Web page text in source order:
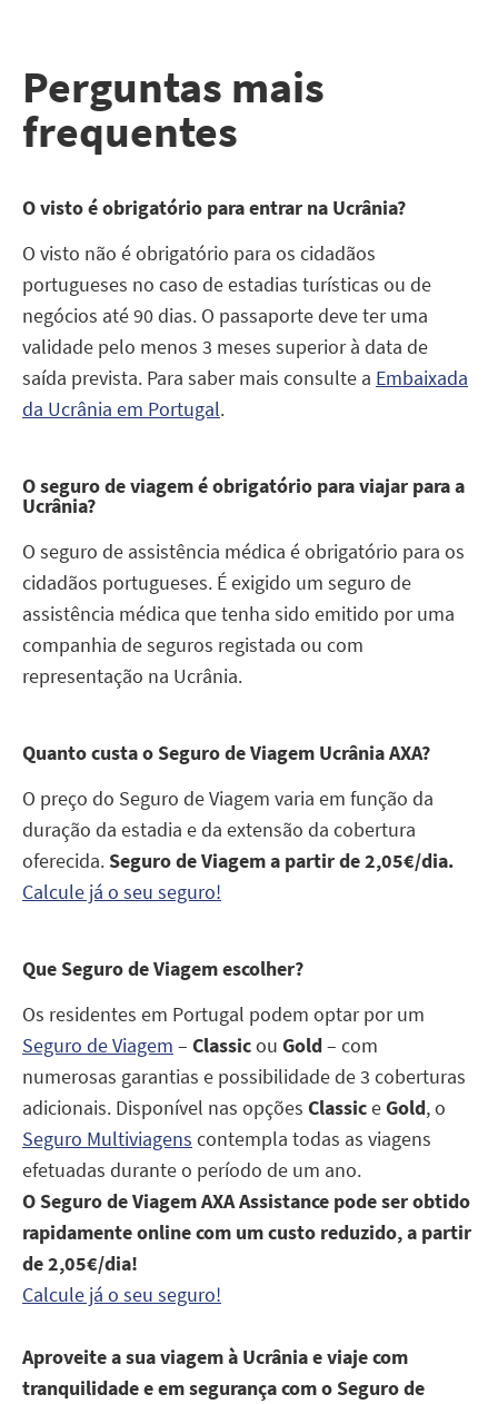
Perguntas mais
frequentes
O visto é obrigatório para entrar na Ucrânia?
O visto não é obrigatório para os cidadãos
portugueses no caso de estadias turísticas ou de
negócios até 90 dias. O passaporte deve ter uma
validade pelo menos 3 meses superior à data de
saída prevista. Para saber mais consulte a Embaixada
da Ucrânia em Portugal.
O seguro de viagem é obrigatório para viajar para a
Ucrânia?
O seguro de assistência médica é obrigatório para os
cidadãos portugueses. É exigido um seguro de
assistência médica que tenha sido emitido por uma
companhia de seguros registada ou com
representação na Ucrânia.
Quanto custa o Seguro de Viagem Ucrânia AXA?
O preço do Seguro de Viagem varia em função da
duração da estadia e da extensão da cobertura
oferecida.Seguro de Viagem a partir de 2,05€/dia.
Calcule já o seu seguro!
Que Seguro de Viagem escolher?
Os residentes em Portugal podem optar por um
Seguro de Viagem – Classicou Gold– com
numerosas garantias e possibilidade de 3 coberturas
adicionais. Disponível nas opções ClassiceGold, o
Seguro Multiviagens contempla todas as viagens
efetuadas durante o período de um ano.
O Seguro de Viagem AXA Assistance pode ser obtido
rapidamente online com um custo reduzido, a partir
de 2,05€/dia!
Calcule já o seu seguro!
Aproveite a sua viagem à Ucrânia e viaje com
tranquilidade e em segurança com o Seguro de